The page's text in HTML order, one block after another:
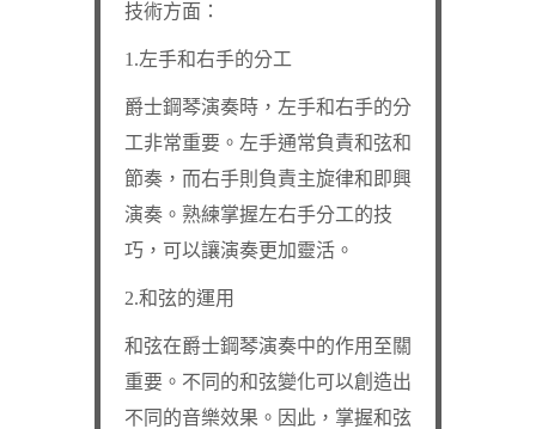
技術方面：
1.左手和右手的分工
爵士鋼琴演奏時，左手和右手的分
工非常重要。左手通常負責和弦和
節奏，而右手則負責主旋律和即興
演奏。熟練掌握左右手分工的技
巧，可以讓演奏更加靈活。
2.和弦的運用
和弦在爵士鋼琴演奏中的作用至關
重要。不同的和弦變化可以創造出
不同的音樂效果。因此，掌握和弦